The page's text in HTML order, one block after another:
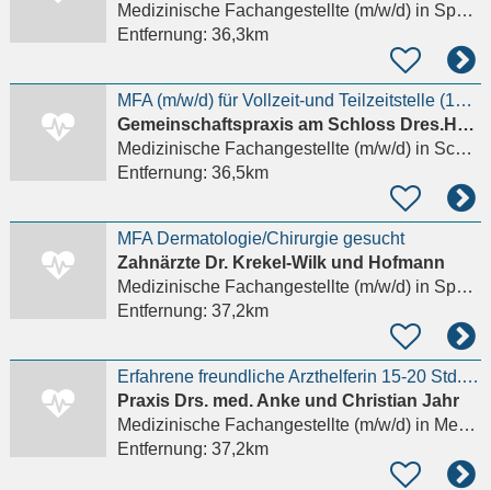
Medizinische Fachangestellte (m/w/d)in Speyer
Entfernung: 36,3km
MFA (m/w/d) für Vollzeit-und Teilzeitstelle (19-20 Std.) gesucht
Gemeinschaftspraxis am Schloss Dres.Hanselmann&Vivell GbR
Medizinische Fachangestellte (m/w/d)in Schwaigern
Entfernung: 36,5km
MFA Dermatologie/Chirurgie gesucht
Zahnärzte Dr. Krekel-Wilk und Hofmann
Medizinische Fachangestellte (m/w/d)in Speyer
Entfernung: 37,2km
Erfahrene freundliche Arzthelferin 15-20 Std./Wo.gesucht
Praxis Drs. med. Anke und Christian Jahr
Medizinische Fachangestellte (m/w/d)in Meckesheim
Entfernung: 37,2km